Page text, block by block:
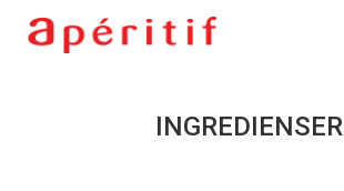
INGREDIENSER